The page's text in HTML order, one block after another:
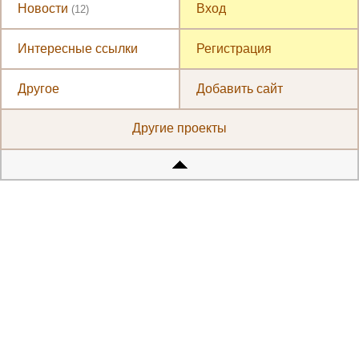
Новости (12)
Интересные ссылки
Другое
Вход
Регистрация
Добавить сайт
Другие проекты